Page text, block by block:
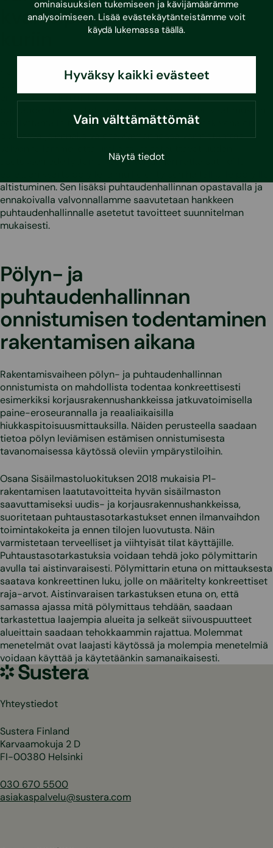
ominaisuuksien tukemiseen ja kävijämäärämme
analysoimiseen. Lisää evästekäytänteistämme voit
käydä lukemassa täällä.
Hyväksy kaikki evästeet
Vain välttämättömät
Näytä tiedot
kvartsipölyaltistuminen
Hankesuunnittelusta työmaatoteutukseen siirtyessä
puhtaudenhallinnan asiantuntijamme valvovat hankkeen
erityispiirteiden mukaisesti, että pölyntorjunta ja
edellyttämällä tavalla. Työmaavalvonnan kulmakivenä on
opastava ja ennakoiva ote. Käytännössä varmistamme
asetuksen edellyttämät pölyntorjunnan ratkaisut, joilla
altistuminen. Sen lisäksi puhtaudenhallinnan opastavalla ja
ennakoivalla valvonnallamme saavutetaan hankkeen
puhtaudenhallinnalle asetetut tavoitteet suunnitelman
mukaisesti.
Pölyn- ja
puhtaudenhallinnan
onnistumisen todentaminen
rakentamisen aikana
Rakentamisvaiheen pölyn- ja puhtaudenhallinnan
onnistumista on mahdollista todentaa konkreettisesti
esimerkiksi korjausrakennushankkeissa jatkuvatoimisella
paine-eroseurannalla ja reaaliaikaisilla
hiukkaspitoisuusmittauksilla. Näiden perusteella saadaan
tietoa pölyn leviämisen estämisen onnistumisesta
tavanomaisessa käytössä oleviin ympärystiloihin.
Osana Sisäilmastoluokituksen 2018 mukaisia P1-
rakentamisen laatutavoitteita hyvän sisäilmaston
saavuttamiseksi uudis- ja korjausrakennushankkeissa,
suoritetaan puhtaustasotarkastukset ennen ilmanvaihdon
toimintakokeita ja ennen tilojen luovutusta. Näin
varmistetaan terveelliset ja viihtyisät tilat käyttäjille.
Puhtaustasotarkastuksia voidaan tehdä joko pölymittarin
avulla tai aistinvaraisesti. Pölymittarin etuna on mittauksesta
saatava konkreettinen luku, jolle on määritelty konkreettiset
raja-arvot. Aistinvaraisen tarkastuksen etuna on, että
samassa ajassa mitä pölymittaus tehdään, saadaan
tarkastettua laajempia alueita ja selkeät siivouspuutteet
alueittain saadaan tehokkaammin rajattua. Molemmat
menetelmät ovat laajasti käytössä ja molempia menetelmiä
voidaan käyttää ja käytetäänkin samanaikaisesti.
Sustera
Yhteystiedot
Sustera Finland
Karvaamokuja 2 D
FI-00380 Helsinki
030 670 5500
asiakaspalvelu@sustera.com